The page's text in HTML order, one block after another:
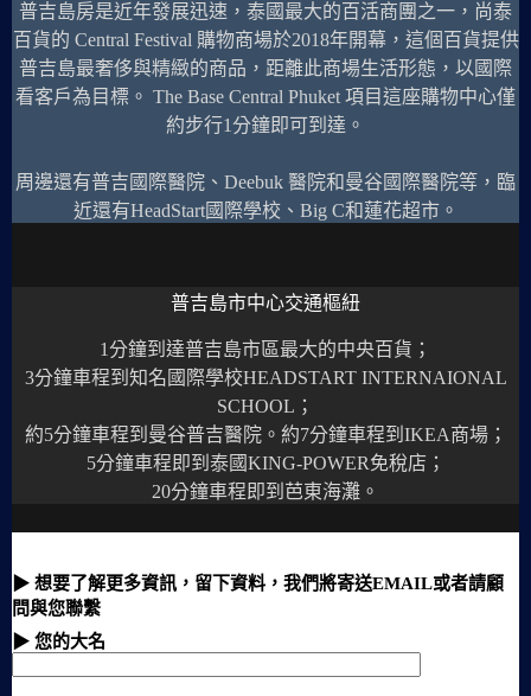
普吉島房是近年發展迅速，泰國最大的百活商團之一，尚泰
百貨的 Central Festival 購物商場於2018年開幕，這個百貨提供
普吉島最奢侈與精緻的商品，距離此商場生活形態，以國際
看客戶為目標。 The Base Central Phuket 項目這座購物中心僅
約步行1分鐘即可到達。
周邊還有普吉國際醫院、Deebuk 醫院和曼谷國際醫院等，臨
近還有HeadStart國際學校、Big C和蓮花超市。
普吉島市中心交通樞紐
1分鐘到達普吉島市區最大的中央百貨；
3分鐘車程到知名國際學校HEADSTART INTERNAIONAL
SCHOOL；
約5分鐘車程到曼谷普吉醫院。約7分鐘車程到IKEA商場；
5分鐘車程即到泰國KING-POWER免稅店；
20分鐘車程即到芭東海灘。
▶ 想要了解更多資訊，留下資料，我們將寄送EMAIL或者請顧
問與您聯繫
▶ 您的大名